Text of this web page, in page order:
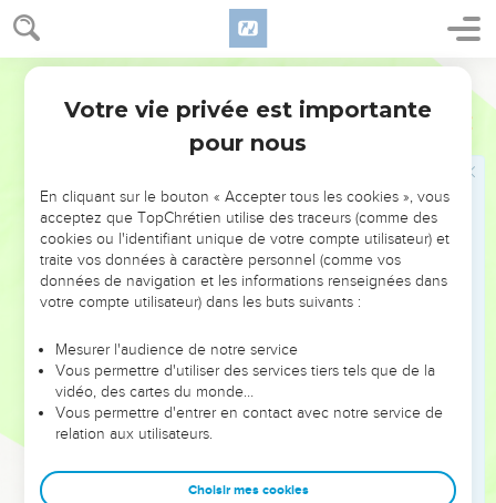
Matthieu 1
Au lieu de ces mots: son fils premier-né
, qui se lisent dans
C. D., la plupart des majusc., les versions syriaque,
arménienne, et des Pères, le Sin., B., les versions égypt., la
syr. de Cureton ont seulement:
son fils
. On peut soupçonner
la dernière d'être une correction faite sous l'influence de
l'idée très ancienne de la virginité perpétuelle de Marie.
Ce mot depremier-né(qui du reste se retrouve dansLuc 2.7
ne serait pas à lui seul une preuve décisive du contraire ;
mais il prend un sens bien plus positif dans l'ensemble de
cette phrase :il ne la connut point jusqu'à ce que.
n'avait jamais eu d'autres enfants, il n'aurait pas pu écrire ces
mots. D'ailleurs Jésus avait des frères dont il était
, et, malgré la controverse qui s'est prolongée au sujet de
ces frères, jamais on n'est parvenu à rendre probable qu'ils
ne fussent que des cousins. On se trouve donc en présence
d'un préjugé qui a peu à peu dégénéré en une véritable
Votre vie privée est importante
pour nous
En cliquant sur le bouton « Accepter tous les cookies », vous
acceptez que TopChrétien utilise des traceurs (comme des
cookies ou l'identifiant unique de votre compte utilisateur) et
traite vos données à caractère personnel (comme vos
données de navigation et les informations renseignées dans
votre compte utilisateur) dans les buts suivants :
Mesurer l'audience de notre service
Vous permettre d'utiliser des services tiers tels que de la
vidéo, des cartes du monde…
Vous permettre d'entrer en contact avec notre service de
relation aux utilisateurs.
Choisir mes cookies